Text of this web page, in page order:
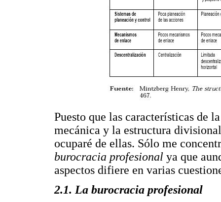
Puesto que las características de
mecánica y la estructura
ocuparé de ellas. Sólo me
burocracia profesional ya que
aspectos difiere en varias
2.1. La burocracia profesional